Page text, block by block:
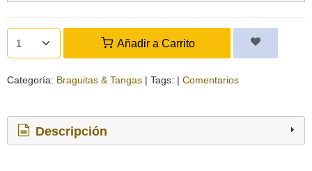
Añadir a Carrito
Categoría: Braguitas & Tangas | Tags: | Comentarios
Descripción